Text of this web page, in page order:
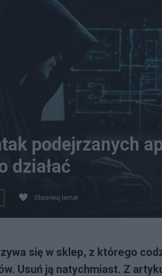
podejrzanych
działać
Obserwuj temat
się w sklep, z którego
Usuń ją natychmiast. Z